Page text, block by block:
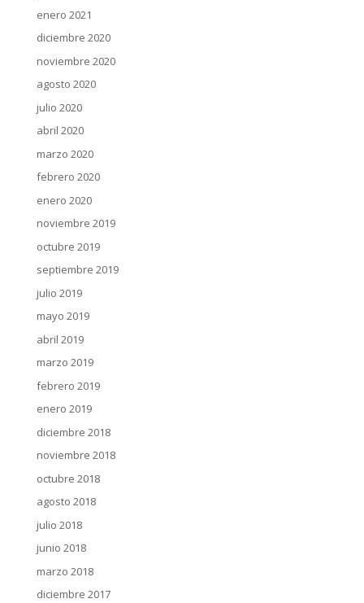
enero 2021
diciembre 2020
noviembre 2020
agosto 2020
julio 2020
abril 2020
marzo 2020
febrero 2020
enero 2020
noviembre 2019
octubre 2019
septiembre 2019
julio 2019
mayo 2019
abril 2019
marzo 2019
febrero 2019
enero 2019
diciembre 2018
noviembre 2018
octubre 2018
agosto 2018
julio 2018
junio 2018
marzo 2018
diciembre 2017